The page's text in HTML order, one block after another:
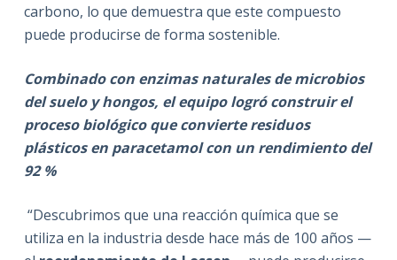
carbono, lo que demuestra que este compuesto
puede producirse de forma sostenible.
Combinado con enzimas naturales de microbios
del suelo y hongos, el equipo logró construir el
proceso biológico que convierte residuos
plásticos en paracetamol con un rendimiento del
92 %
“Descubrimos que una reacción química que se
utiliza en la industria desde hace más de 100 años —